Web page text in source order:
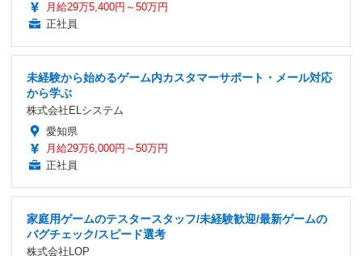
月給29万5,400円～50万円
正社員
未経験から始めるゲーム内カスタマーサポート・メール対応
から学ぶ
株式会社ELシステム
愛知県
月給29万6,000円～50万円
正社員
家庭用ゲームのテスタースタッフ/未経験歓迎/最新ゲームの
バグチェック/スピード選考
株式会社LOP